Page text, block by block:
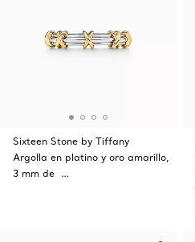
Sixteen Stone by Tiffany
Argolla en platino y oro amarillo,
3 mm de …